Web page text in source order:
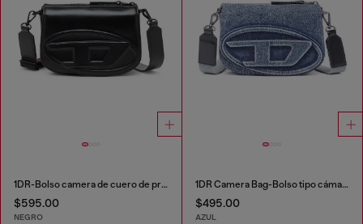
1DR-Bolso camera de cuero de primera calidad
$595.00
NEGRO
1DR Camera Bag-Bolso tipo cámara de denim solarizado
$495.00
AZUL